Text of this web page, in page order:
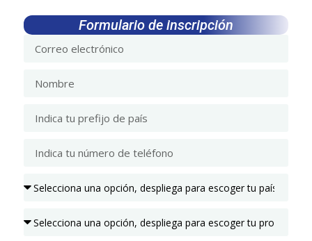
Formulario de inscripción